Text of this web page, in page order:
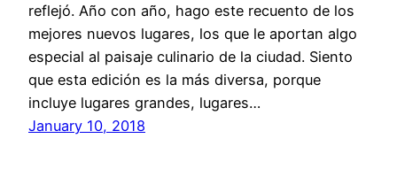
reflejó. Año con año, hago este recuento de los
mejores nuevos lugares, los que le aportan algo
especial al paisaje culinario de la ciudad. Siento
que esta edición es la más diversa, porque
incluye lugares grandes, lugares…
January 10, 2018